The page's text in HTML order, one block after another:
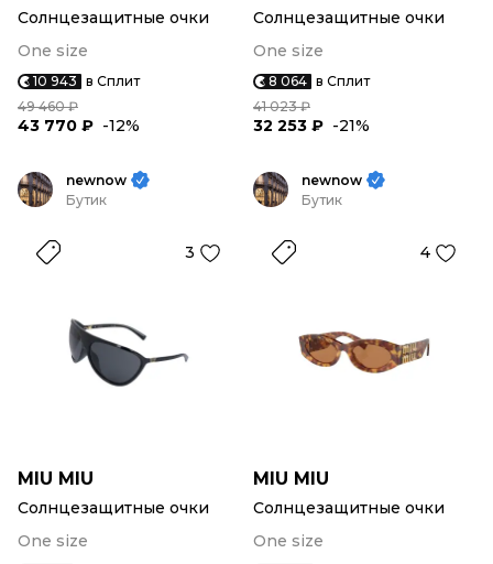
Солнцезащитные очки
One size
10 943 в Сплит
49 460 ₽
43 770 ₽ -12%
Солнцезащитные очки
One size
8 064 в Сплит
41 023 ₽
32 253 ₽ -21%
newnow
Бутик
3
MIU MIU
Солнцезащитные очки
One size
newnow
Бутик
4
MIU MIU
Солнцезащитные очки
One size